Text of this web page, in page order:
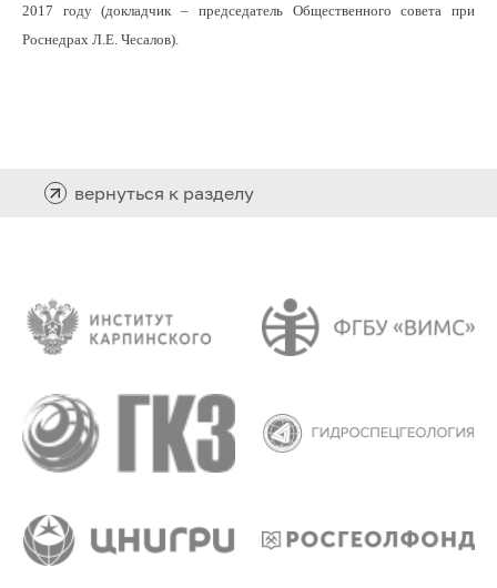
2017 году (докладчик – председатель Общественного совета при
Роснедрах Л.Е. Чесалов).
вернуться к разделу